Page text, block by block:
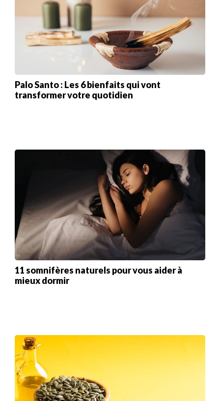
Palo Santo : Les 6 bienfaits qui vont
transformer votre quotidien
11 somnifères naturels pour vous aider à
mieux dormir